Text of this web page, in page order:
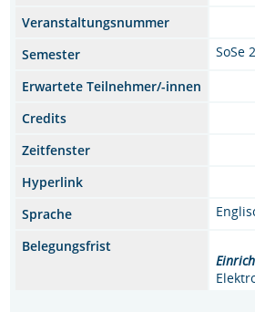
Veranstaltungsnummer
Semester
SoSe
Erwartete Teilnehmer/-innen
Credits
Zeitfenster
Hyperlink
Sprache
Belegungsfrist